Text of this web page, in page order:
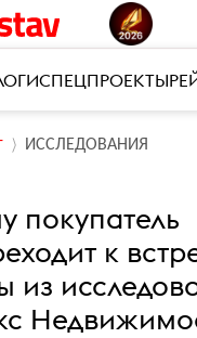
СПЕЦПРОЕКТЫ
ИССЛЕДОВАНИЯ
покупатель
к
из